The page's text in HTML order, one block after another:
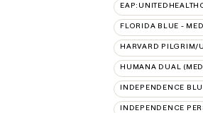
FLORIDA BLUE -
HARVARD PILGRIM/
HUMANA DUAL
INDEPENDENCE
INDEPENDENCE